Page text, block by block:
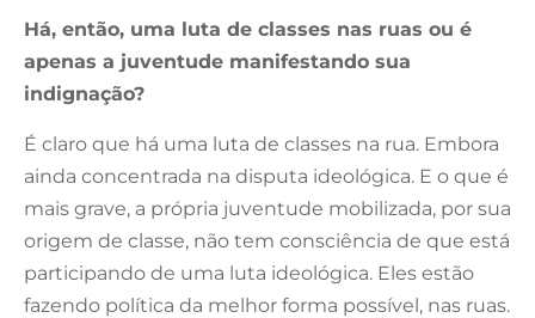
Há, então, uma luta de classes nas ruas ou é
apenas a juventude manifestando sua
indignação?
É claro que há uma luta de classes na rua. Embora
ainda concentrada na disputa ideológica. E o que é
mais grave, a própria juventude mobilizada, por sua
origem de classe, não tem consciência de que está
participando de uma luta ideológica. Eles estão
fazendo política da melhor forma possível, nas ruas.